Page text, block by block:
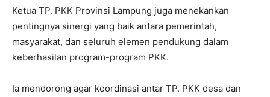
Ketua TP. PKK Provinsi Lampung juga menekankan
pentingnya sinergi yang baik antara pemerintah,
masyarakat, dan seluruh elemen pendukung dalam
keberhasilan program-program PKK.
Ia mendorong agar koordinasi antar TP. PKK desa dan